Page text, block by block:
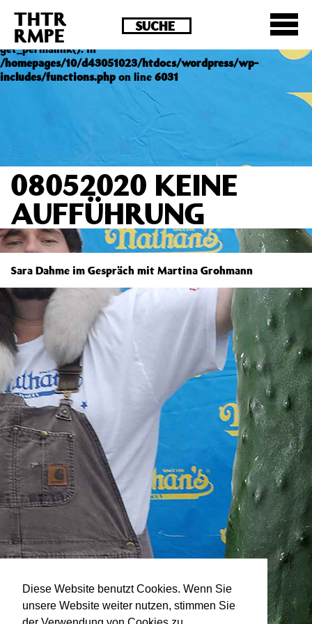
Diese Website benutzt Cookies. Wenn Sie
unsere Website weiter nutzen, stimmen Sie
Deprecated : Die Funktion post_permalink ist seit
Version 4.4.0 veraltet! Verwende stattdessen
get_permalink(). in
/homepages/10/d43051023/htdocs/wordpress/wp-
includes/functions.phpon line 6031
THTR
RMPE
08052020 KEINE
AUFFÜHRUNG
Sara Dahme im Gespräch mit Martina Grohmann